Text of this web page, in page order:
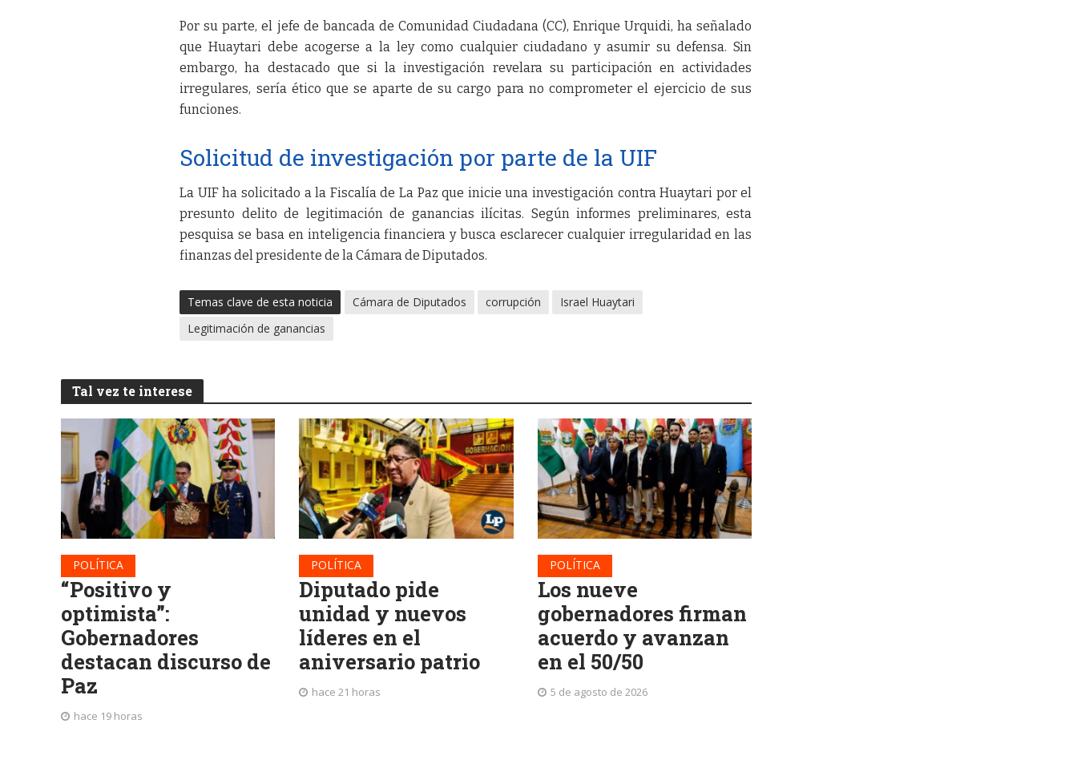
Por su parte, el jefe de bancada de Comunidad Ciudadana (CC), Enrique Urquidi, ha señalado
que Huaytari debe acogerse a la ley como cualquier ciudadano y asumir su defensa. Sin
embargo, ha destacado que si la investigación revelara su participación en actividades
irregulares, sería ético que se aparte de su cargo para no comprometer el ejercicio de sus
funciones.
Solicitud de investigación por parte de la UIF
La UIF ha solicitado a la Fiscalía de La Paz que inicie una investigación contra Huaytari por el
presunto delito de legitimación de ganancias ilícitas. Según informes preliminares, esta
pesquisa se basa en inteligencia financiera y busca esclarecer cualquier irregularidad en las
finanzas del presidente de la Cámara de Diputados.
Temas clave de esta noticia Cámara de Diputados corrupción
Israel Huaytari
Legitimación de ganancias
Tal vez te interese
POLÍTICA
“Positivo y
optimista”:
Gobernadores
destacan discurso de
Paz
hace 19 horas
POLÍTICA
Diputado pide
unidad y nuevos
líderes en el
aniversario patrio
hace 21 horas
POLÍTICA
Los nueve
gobernadores firman
acuerdo y avanzan
en el 50/50
5 de agosto de 2026